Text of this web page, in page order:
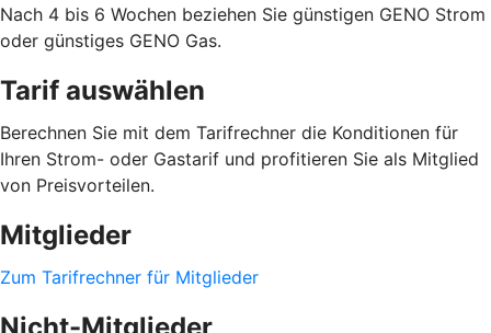
Nach 4 bis 6 Wochen beziehen Sie günstigen GENO Strom
oder günstiges GENO Gas.
Tarif auswählen
Berechnen Sie mit dem Tarifrechner die Konditionen für
Ihren Strom- oder Gastarif und profitieren Sie als Mitglied
von Preisvorteilen.
Mitglieder
Zum Tarifrechner für Mitglieder
Nicht-Mitglieder